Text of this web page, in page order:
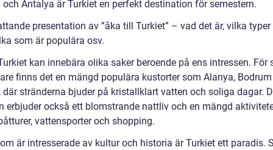
Antalya är Turkiet en perfekt destination för semestern.
presentation av ”åka till Turkiet” – vad det är, vilka
som är populära osv.
kan innebära olika saker beroende på ens intressen. För
finns det en mängd populära kustorter som Alanya,
där stränderna bjuder på kristallklart vatten och soliga dagar.
erbjuder också ett blomstrande nattliv och en mängd
vattensporter och shopping.
är intresserade av kultur och historia är Turkiet ett paradis.